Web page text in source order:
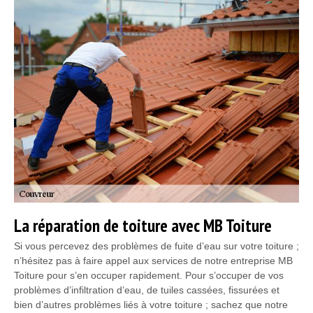
La réparation de toiture avec MB Toiture
Si vous percevez des problèmes de fuite d’eau sur votre toiture ;
n’hésitez pas à faire appel aux services de notre entreprise MB
Toiture pour s’en occuper rapidement. Pour s’occuper de vos
problèmes d’infiltration d’eau, de tuiles cassées, fissurées et
bien d’autres problèmes liés à votre toiture ; sachez que notre